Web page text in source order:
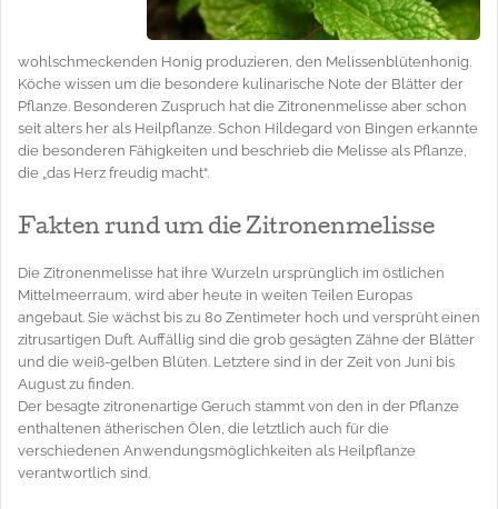
wohlschmeckenden Honig produzieren, den Melissenblütenhonig.
Köche wissen um die besondere kulinarische Note der Blätter der
Pflanze. Besonderen Zuspruch hat die Zitronenmelisse aber schon
seit alters her als Heilpflanze. Schon Hildegard von Bingen erkannte
die besonderen Fähigkeiten und beschrieb die Melisse als Pflanze,
die „das Herz freudig macht“.
Fakten rund um die Zitronenmelisse
Die Zitronenmelisse hat ihre Wurzeln ursprünglich im östlichen
Mittelmeerraum, wird aber heute in weiten Teilen Europas
angebaut. Sie wächst bis zu 80 Zentimeter hoch und versprüht einen
zitrusartigen Duft. Auffällig sind die grob gesägten Zähne der Blätter
und die weiß-gelben Blüten. Letztere sind in der Zeit von Juni bis
August zu finden.
Der besagte zitronenartige Geruch stammt von den in der Pflanze
enthaltenen ätherischen Ölen, die letztlich auch für die
verschiedenen Anwendungsmöglichkeiten als Heilpflanze
verantwortlich sind.